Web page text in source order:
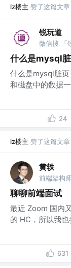
lz楼主 赞了这篇文章
锐玩道
什么是mysql
什么是mysql脏
和磁盘中的数据
24
lz楼主 赞了这篇文章
黄轶
聊聊前端面试
最近 Zoom 国内
的 HC，所以我
631